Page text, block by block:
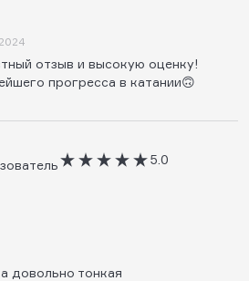
отзыв и высокую оценку!
прогресса в катании🙃
5.0
довольно тонкая